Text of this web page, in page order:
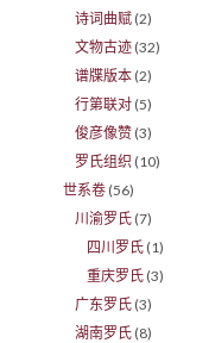
诗词曲赋 (2)
文物古迹 (32)
谱牒版本 (2)
行第联对 (5)
俊彦像赞 (3)
罗氏组织 (10)
世系卷 (56)
川渝罗氏 (7)
四川罗氏 (1)
重庆罗氏 (3)
广东罗氏 (3)
湖南罗氏 (8)